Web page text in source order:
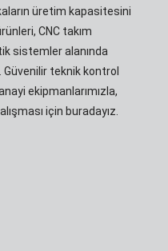
üretim kapasitesini
CNC takım
sistemler alanında
teknik kontrol
ekipmanlarımızla,
için buradayız.